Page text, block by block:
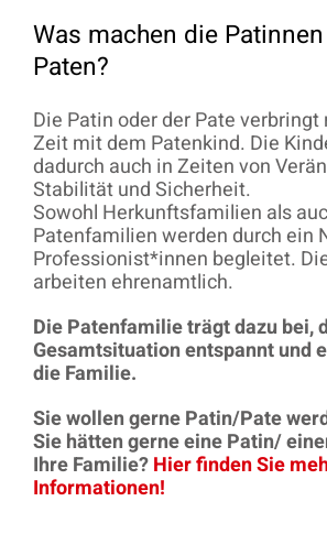
Was machen die
Paten?
Die Patin oder der Pate
Zeit mit dem Patenkind. Die
dadurch auch in Zeiten von
Stabilität und Sicherheit.
Sowohl Herkunftsfamilien als
Patenfamilien werden durch ein
Professionist*innen begleitet.
arbeiten ehrenamtlich.
Die Patenfamilie trägt dazu bei,
Gesamtsituation entspannt und
die Familie.
Sie wollen gerne Patin/Pate
Sie hätten gerne eine Patin/
Ihre Familie?Hier finden Sie
Informationen!